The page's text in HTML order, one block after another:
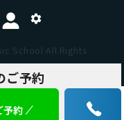
School All Rights
ご予約